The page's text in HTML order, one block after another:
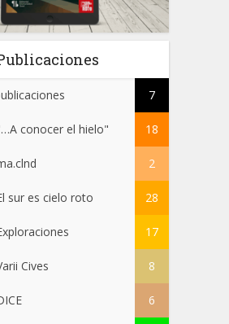
7
conocer el hielo" 18
2
sur es cielo roto 28
17
Cives 8
6